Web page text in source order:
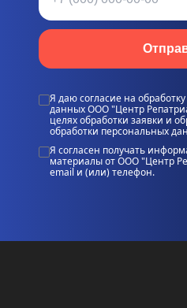
Я даю согласие на
данных ООО "Центр
целях обработки заявки и
обработки персональных
Я согласен получать
материалы от ООО "Центр
email и (или) телефон.